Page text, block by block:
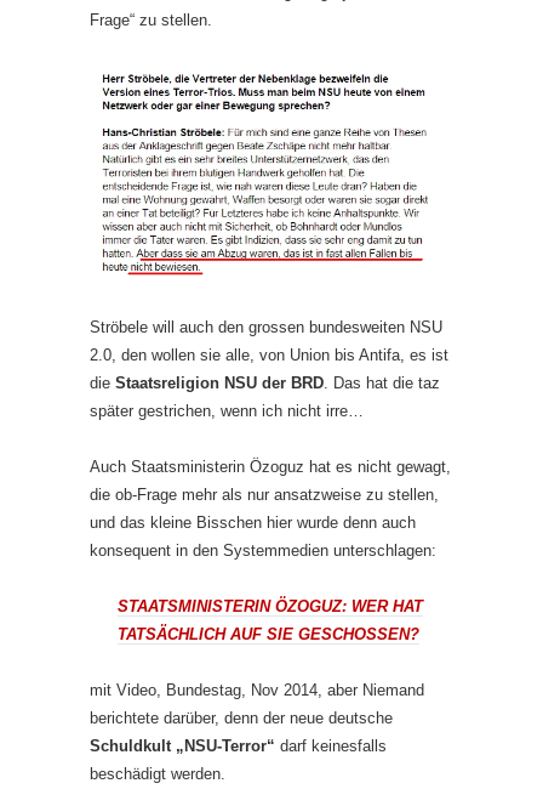
Frage“ zu stellen.
Ströbele will auch den grossen bundesweiten NSU
2.0, den wollen sie alle, von Union bis Antifa, es ist
die Staatsreligion NSU der BRD. Das hat die taz
später gestrichen, wenn ich nicht irre…
Auch Staatsministerin Özoguz hat es nicht gewagt,
die ob-Frage mehr als nur ansatzweise zu stellen,
und das kleine Bisschen hier wurde denn auch
konsequent in den Systemmedien unterschlagen:
STAATSMINISTERIN ÖZOGUZ: WER HAT
TATSÄCHLICH AUF SIE GESCHOSSEN?
mit Video, Bundestag, Nov 2014, aber Niemand
berichtete darüber, denn der neue deutsche
Schuldkult „NSU-Terror“ darf keinesfalls
beschädigt werden.